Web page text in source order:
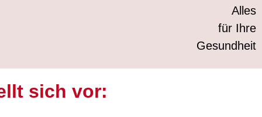
Alles
für Ihre
Gesundheit
sich vor: